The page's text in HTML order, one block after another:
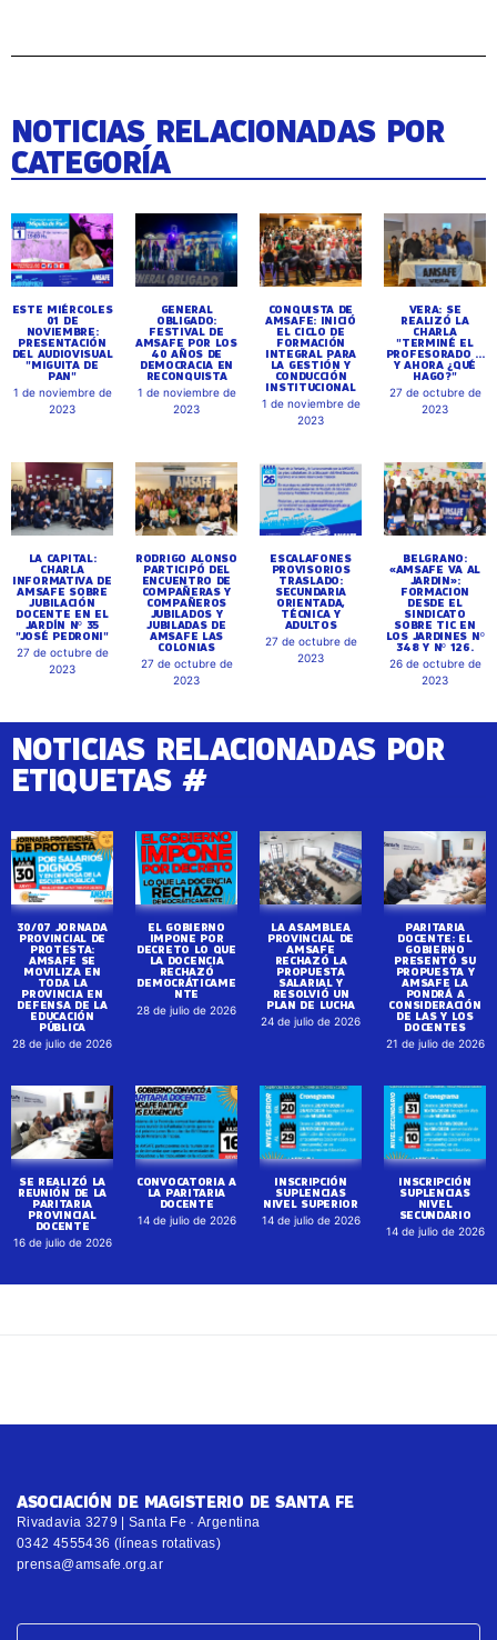
NOTICIAS RELACIONADAS POR
CATEGORÍA
ESTE MIÉRCOLES
01 DE
NOVIEMBRE:
PRESENTACIÓN
DEL AUDIOVISUAL
"MIGUITA DE
PAN"
1 de noviembre de
2023
GENERAL
OBLIGADO:
FESTIVAL DE
AMSAFE POR LOS
40 AÑOS DE
DEMOCRACIA EN
RECONQUISTA
1 de noviembre de
2023
CONQUISTA DE
AMSAFE: INICIÓ
EL CICLO DE
FORMACIÓN
INTEGRAL PARA
LA GESTIÓN Y
CONDUCCIÓN
INSTITUCIONAL
1 de noviembre de
2023
VERA: SE
REALIZÓ LA
CHARLA
"TERMINÉ EL
PROFESORADO ...
Y AHORA ¿QUÉ
HAGO?"
27 de octubre de
2023
LA CAPITAL:
CHARLA
INFORMATIVA DE
AMSAFE SOBRE
JUBILACIÓN
DOCENTE EN EL
JARDÍN Nº 35
"JOSÉ PEDRONI"
27 de octubre de
2023
RODRIGO ALONSO
PARTICIPÓ DEL
ENCUENTRO DE
COMPAÑERAS Y
COMPAÑEROS
JUBILADOS Y
JUBILADAS DE
AMSAFE LAS
COLONIAS
27 de octubre de
2023
ESCALAFONES
PROVISORIOS
TRASLADO:
SECUNDARIA
ORIENTADA,
TÉCNICA Y
ADULTOS
27 de octubre de
2023
BELGRANO:
«AMSAFE VA AL
JARDIN»:
FORMACION
DESDE EL
SINDICATO
SOBRE TIC EN
LOS JARDINES Nº
348 Y Nº 126.
26 de octubre de
2023
NOTICIAS RELACIONADAS POR
ETIQUETAS #
30/07 JORNADA
PROVINCIAL DE
PROTESTA:
AMSAFE SE
MOVILIZA EN
TODA LA
PROVINCIA EN
DEFENSA DE LA
EDUCACIÓN
PÚBLICA
28 de julio de 2026
EL GOBIERNO
IMPONE POR
DECRETO LO QUE
LA DOCENCIA
RECHAZÓ
DEMOCRÁTICAME
NTE
28 de julio de 2026
LA ASAMBLEA
PROVINCIAL DE
AMSAFE
RECHAZÓ LA
PROPUESTA
SALARIAL Y
RESOLVIÓ UN
PLAN DE LUCHA
24 de julio de 2026
PARITARIA
DOCENTE: EL
GOBIERNO
PRESENTÓ SU
PROPUESTA Y
AMSAFE LA
PONDRÁ A
CONSIDERACIÓN
DE LAS Y LOS
DOCENTES
21 de julio de 2026
SE REALIZÓ LA
REUNIÓN DE LA
PARITARIA
PROVINCIAL
DOCENTE
16 de julio de 2026
CONVOCATORIA A
LA PARITARIA
DOCENTE
14 de julio de 2026
INSCRIPCIÓN
SUPLENCIAS
NIVEL SUPERIOR
14 de julio de 2026
INSCRIPCIÓN
SUPLENCIAS
NIVEL
SECUNDARIO
14 de julio de 2026
ASOCIACIÓN DE MAGISTERIO DE SANTA FE
Rivadavia 3279 | Santa Fe · Argentina
0342 4555436 (líneas rotativas)
prensa@amsafe.org.ar